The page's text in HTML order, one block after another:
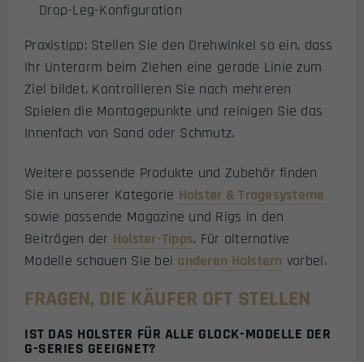
Drop-Leg-Konfiguration
Praxistipp: Stellen Sie den Drehwinkel so ein, dass
Ihr Unterarm beim Ziehen eine gerade Linie zum
Ziel bildet. Kontrollieren Sie nach mehreren
Spielen die Montagepunkte und reinigen Sie das
Innenfach von Sand oder Schmutz.
Weitere passende Produkte und Zubehör finden
Sie in unserer Kategorie Holster & Tragesysteme
sowie passende Magazine und Rigs in den
Beiträgen der Holster-Tipps. Für alternative
Modelle schauen Sie bei anderen Holstern vorbei.
FRAGEN, DIE KÄUFER OFT STELLEN
IST DAS HOLSTER FÜR ALLE GLOCK-MODELLE DER
G-SERIES GEEIGNET?